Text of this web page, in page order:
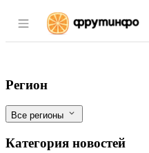
Раздел
В Омской области
Фильтры
Регион
Все регионы
Категория новостей